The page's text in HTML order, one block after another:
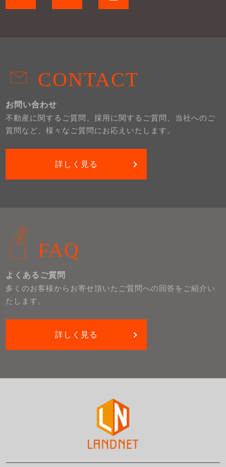
CONTACT
お問い合わせ
不動産に関するご質問、採用に関するご質問、当社へのご
質問など、様々なご質問にお応えいたします。
詳しく見る
FAQ
よくあるご質問
多くのお客様からお寄せ頂いたご質問への回答をご紹介い
たします。
詳しく見る